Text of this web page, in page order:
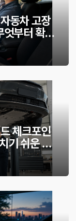
동차 고장
부터 확인
체크포인
기 쉬운 위